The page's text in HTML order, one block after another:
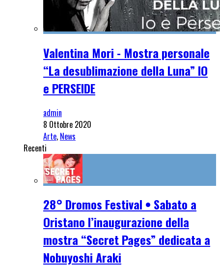
Valentina Mori - Mostra personale
“La desublimazione della Luna” IO
e PERSEIDE
admin
8 Ottobre 2020
Arte, News
Recenti
28° Dromos Festival • Sabato a
Oristano l’inaugurazione della
mostra “Secret Pages” dedicata a
Nobuyoshi Araki